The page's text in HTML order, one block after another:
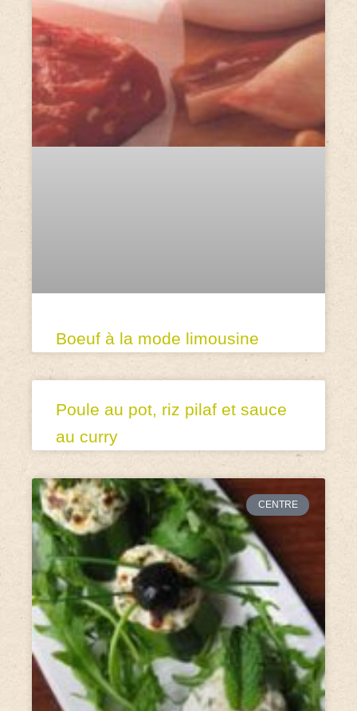
Boeuf à la mode limousine
Poule au pot, riz pilaf et sauce
au curry
CENTRE